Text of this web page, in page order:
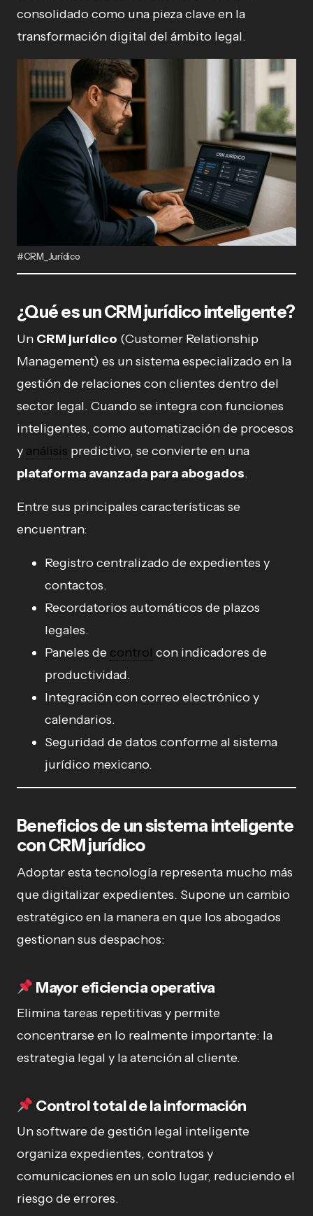
consolidado como una pieza clave en la
transformación digital del ámbito legal.
#CRM_Jurídico
¿Qué es un CRM jurídico inteligente?
Un CRM jurídico (Customer Relationship
Management) es un sistema especializado en la
gestión de relaciones con clientes dentro del
sector legal. Cuando se integra con funciones
inteligentes, como automatización de procesos
y análisis predictivo, se convierte en una
plataforma avanzada para abogados.
Entre sus principales características se
encuentran:
Registro centralizado de expedientes y
contactos.
Recordatorios automáticos de plazos
legales.
Paneles de control con indicadores de
productividad.
Integración con correo electrónico y
calendarios.
Seguridad de datos conforme al sistema
jurídico mexicano.
Beneficios de un sistema inteligente
con CRM jurídico
Adoptar esta tecnología representa mucho más
que digitalizar expedientes. Supone un cambio
estratégico en la manera en que los abogados
gestionan sus despachos:
Mayor eficiencia operativa
Elimina tareas repetitivas y permite
concentrarse en lo realmente importante: la
estrategia legal y la atención al cliente.
Control total de la información
Un software de gestión legal inteligente
organiza expedientes, contratos y
comunicaciones en un solo lugar, reduciendo el
riesgo de errores.